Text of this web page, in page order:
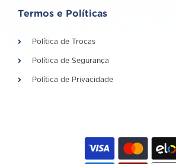
Termos e Políticas
Política de Trocas
Política de Segurança
Política de Privacidade